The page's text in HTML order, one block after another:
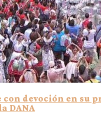
con devoción en su
DANA